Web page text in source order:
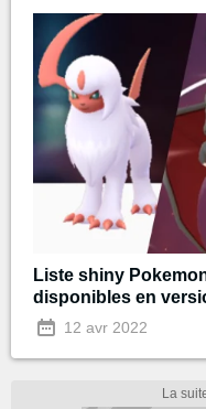
Liste shiny
disponibles en
12 avr 2022